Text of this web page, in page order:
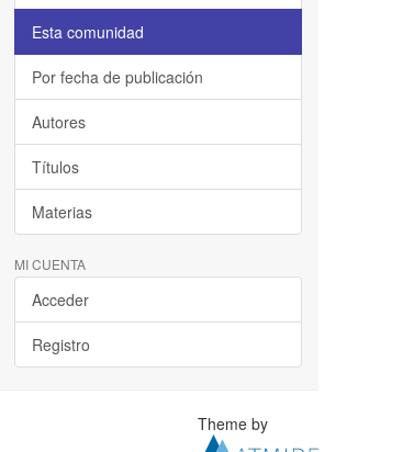
Esta comunidad
Por fecha de publicación
Autores
Títulos
Materias
MI CUENTA
Acceder
Registro
Theme by